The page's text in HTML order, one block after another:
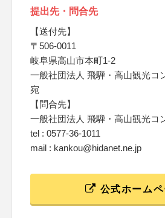
提出先・問合先
【送付先】
〒506-0011
岐阜県高山市本町1-2
一般社団法人 飛騨・高山観光コ
宛
【問合先】
一般社団法人 飛騨・高山観光コ
tel : 0577-36-1011
mail : kankou@hidanet.ne.jp
公式ホーム